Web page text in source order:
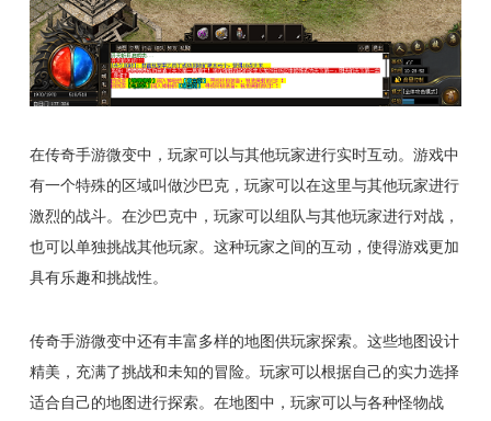
在传奇手游微变中，玩家可以与其他玩家进行实时互动。游戏中
有一个特殊的区域叫做沙巴克，玩家可以在这里与其他玩家进行
激烈的战斗。在沙巴克中，玩家可以组队与其他玩家进行对战，
也可以单独挑战其他玩家。这种玩家之间的互动，使得游戏更加
具有乐趣和挑战性。
传奇手游微变中还有丰富多样的地图供玩家探索。这些地图设计
精美，充满了挑战和未知的冒险。玩家可以根据自己的实力选择
适合自己的地图进行探索。在地图中，玩家可以与各种怪物战